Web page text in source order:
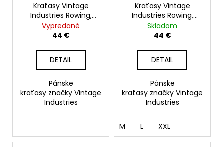
Kraťasy Vintage
Industries Rowing,
čierne
Vypredané
44 €
DETAIL
Pánske
kraťasy značky Vintage
Industries
Kraťasy Vintage
Industries Rowing,
woodland
Skladom
44 €
DETAIL
Pánske
kraťasy značky Vintage
Industries
M L XXL